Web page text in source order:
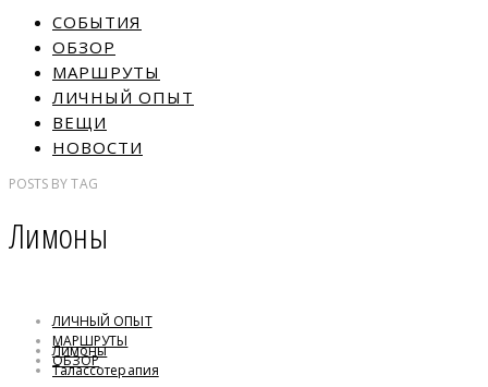
СОБЫТИЯ
ОБЗОР
МАРШРУТЫ
ЛИЧНЫЙ ОПЫТ
ВЕЩИ
НОВОСТИ
POSTS BYTAG
Лимоны
ЛИЧНЫЙ ОПЫТ
МАРШРУТЫ
ОБЗОР
Лимоны
Талассотерапия